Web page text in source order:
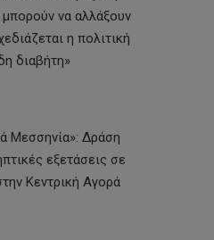
να αλλάξουν
η πολιτική
διαβήτη»
Μεσσηνία»: Δράση
εξετάσεις σε
Κεντρική Αγορά